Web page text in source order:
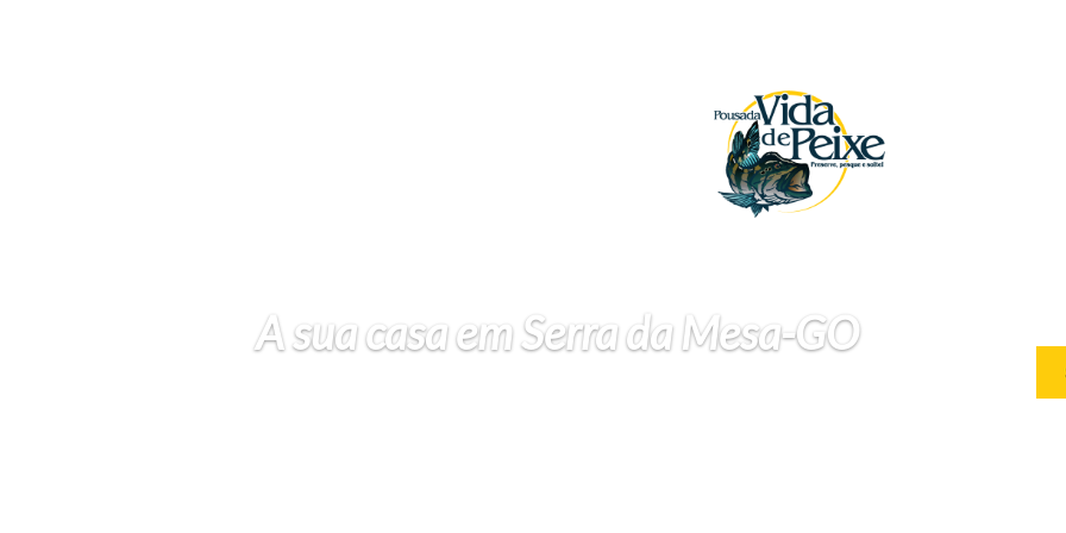
A sua casa em Serra da Mesa-GO